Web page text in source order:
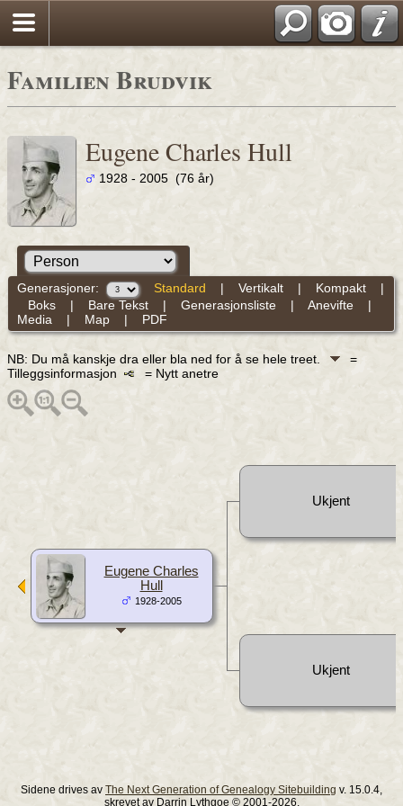
Familien Brudvik
Eugene Charles Hull
1928 - 2005 (76 år)
Generasjoner: Standard | Vertikalt| Kompakt|
Boks| Bare Tekst| Generasjonsliste| Anevifte|
Media | Map| PDF
NB: Du må kanskje dra eller bla ned for å se hele treet.
=
Tilleggsinformasjon
= Nytt anetre
Eugene Charles
Hull
1928-2005
Ukjent
Ukjent
Sidene drives av The Next Generation of Genealogy Sitebuilding v. 15.0.4,
skrevet av Darrin Lythgoe © 2001-2026.